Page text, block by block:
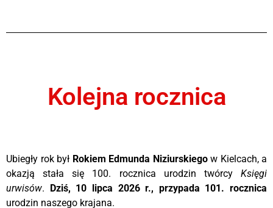
Kolejna rocznica
Ubiegły rok był Rokiem Edmunda Niziurskiegow Kielcach, a
okazją stała się 100. rocznica urodzin twórcy Księgi
urwisów. Dziś, 10 lipca 2026 r., przypada 101. rocznica
urodzin naszego krajana.